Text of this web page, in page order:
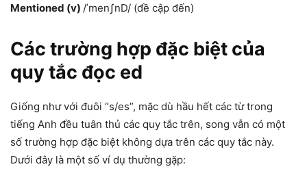
Mentioned (v) /ˈmenʃnD/ (đề cập đến)
Các trường hợp đặc biệt của
quy tắc đọc ed
Giống như với đuôi “s/es”, mặc dù hầu hết các từ trong
tiếng Anh đều tuân thủ các quy tắc trên, song vẫn có một
số trường hợp đặc biệt không dựa trên các quy tắc này.
Dưới đây là một số ví dụ thường gặp: